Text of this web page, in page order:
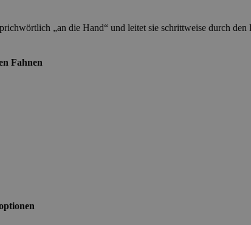
„an die Hand“ und leitet sie schrittweise durch
Fahnen